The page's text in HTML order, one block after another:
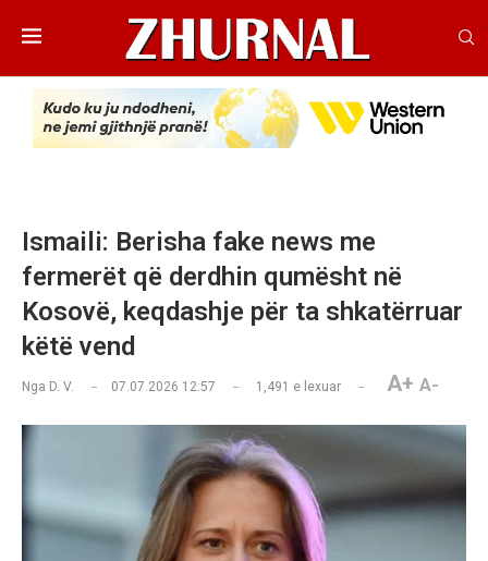
Ismaili: Berisha fake news me
fermerët që derdhin qumësht në
Kosovë, keqdashje për ta shkatërruar
këtë vend
Nga D. V. 07.07.2026 12:57 1,491 e lexuar A+ A-